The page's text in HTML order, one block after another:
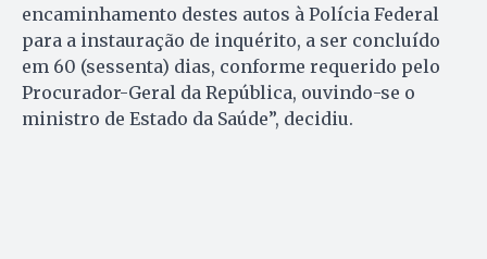
encaminhamento destes autos à Polícia Federal
para a instauração de inquérito, a ser concluído
em 60 (sessenta) dias, conforme requerido pelo
Procurador-Geral da República, ouvindo-se o
ministro de Estado da Saúde”, decidiu.